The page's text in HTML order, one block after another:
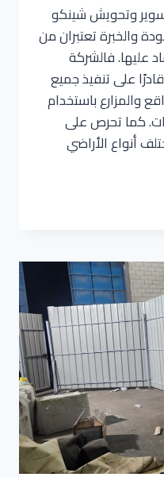
وتحويش شينكو
والخبرة تعتبران من
عليها. فالشركة
على تنفيذ جميع
والمزارع باستخدام
كما تحرص على
أنواع الأراضي